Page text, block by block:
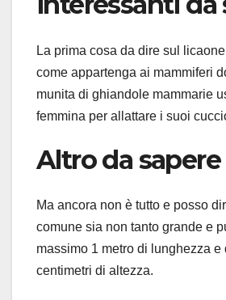
La prima cosa da dire sul
come appartenga ai mammiferi
munita di ghiandole mammarie
femmina per allattare i suoi
Altro da sapere
Ma ancora non è tutto e posso
comune sia non tanto grande e
massimo 1 metro di lunghezza e
centimetri di altezza.